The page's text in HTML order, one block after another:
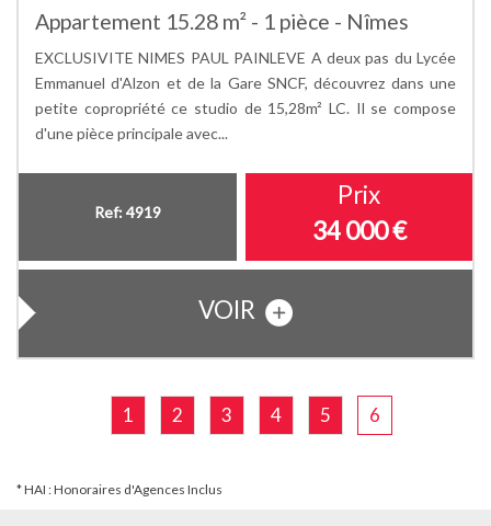
Appartement 15.28 m² - 1 pièce - Nîmes
EXCLUSIVITE NIMES PAUL PAINLEVE A deux pas du Lycée
Emmanuel d'Alzon et de la Gare SNCF, découvrez dans une
petite copropriété ce studio de 15,28m² LC. Il se compose
d'une pièce principale avec...
Ref: 4919
Prix
34 000€
VOIR
1 2 3 4 5 6
* HAI : Honoraires d'Agences Inclus